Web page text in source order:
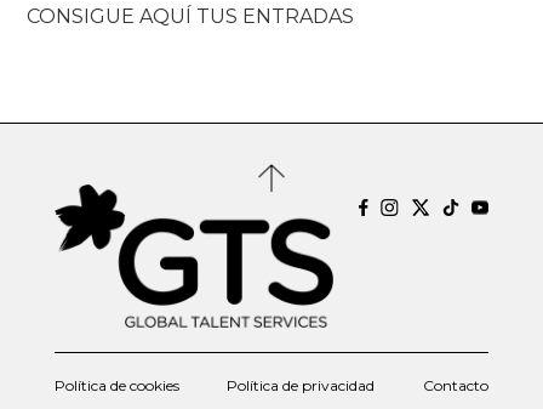
CONSIGUE AQUÍ TUS ENTRADAS
Política de cookies Política de privacidad Contacto